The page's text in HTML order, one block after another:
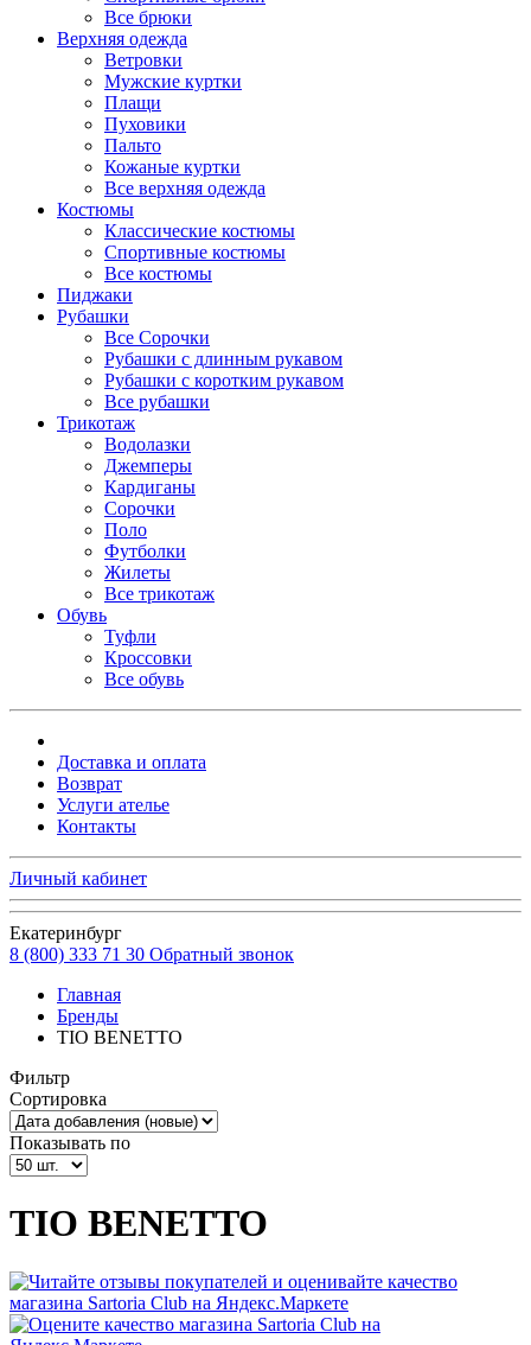
Все брюки
Верхняя одежда
Ветровки
Мужские куртки
Плащи
Пуховики
Пальто
Кожаные куртки
Все верхняя одежда
Костюмы
Классические костюмы
Спортивные костюмы
Все костюмы
Пиджаки
Рубашки
Все Сорочки
Рубашки с длинным рукавом
Рубашки с коротким рукавом
Все рубашки
Трикотаж
Водолазки
Джемперы
Кардиганы
Сорочки
Поло
Футболки
Жилеты
Все трикотаж
Обувь
Туфли
Кроссовки
Все обувь
Доставка и оплата
Возврат
Услуги ателье
Контакты
Личный кабинет
Екатеринбург
8 (800) 333 71 30 Обратный звонок
Главная
Бренды
TIO BENETTO
Фильтр
Сортировка
Показывать по
TIO BENETTO